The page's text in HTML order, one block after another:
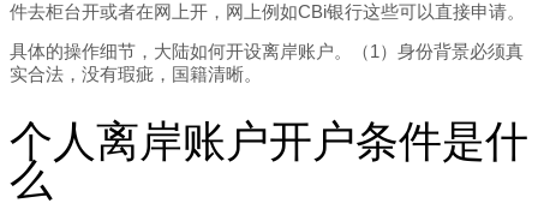
件去柜台开或者在网上开，网上例如CBi银行这些可以直接申请。
具体的操作细节，大陆如何开设离岸账户。（1）身份背景必须真
实合法，没有瑕疵，国籍清晰。
个人离岸账户开户条件是什
么